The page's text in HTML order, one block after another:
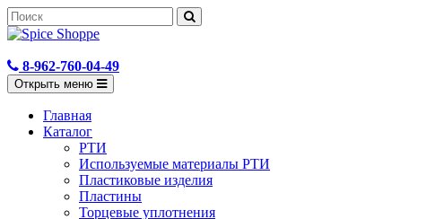
8-962-760-04-49
Открыть меню
Главная
Каталог
РТИ
Используемые материалы РТИ
Пластиковые изделия
Пластины
Торцевые уплотнения